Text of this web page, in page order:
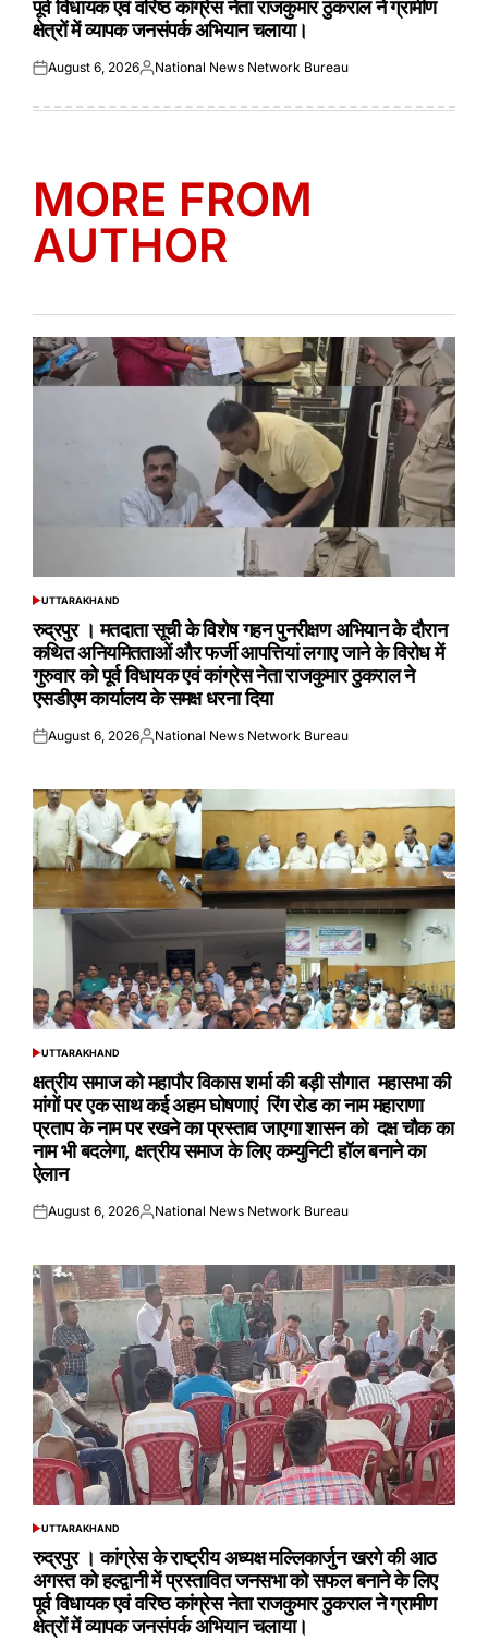
पूर्व विधायक एवं वरिष्ठ कांग्रेस नेता राजकुमार ठुकराल ने ग्रामीण
क्षेत्रों में व्यापक जनसंपर्क अभियान चलाया।
Posted
August 6, 2026Posted
National News Network Bureau
MORE FROM
AUTHOR
POSTED
UTTARAKHAND
रुद्रपुर । मतदाता सूची के विशेष गहन पुनरीक्षण अभियान के दौरान
कथित अनियमितताओं और फर्जी आपत्तियां लगाए जाने के विरोध में
गुरुवार को पूर्व विधायक एवं कांग्रेस नेता राजकुमार ठुकराल ने
एसडीएम कार्यालय के समक्ष धरना दिया
Posted
August 6, 2026Posted
National News Network Bureau
POSTED
UTTARAKHAND
क्षत्रीय समाज को महापौर विकास शर्मा की बड़ी सौगात महासभा की
मांगों पर एक साथ कई अहम घोषणाएं रिंग रोड का नाम महाराणा
प्रताप के नाम पर रखने का प्रस्ताव जाएगा शासन को दक्ष चौक का
नाम भी बदलेगा, क्षत्रीय समाज के लिए कम्युनिटी हॉल बनाने का
ऐलान
Posted
August 6, 2026Posted
National News Network Bureau
POSTED
UTTARAKHAND
रुद्रपुर । कांग्रेस के राष्ट्रीय अध्यक्ष मल्लिकार्जुन खरगे की आठ
अगस्त को हल्द्वानी में प्रस्तावित जनसभा को सफल बनाने के लिए
पूर्व विधायक एवं वरिष्ठ कांग्रेस नेता राजकुमार ठुकराल ने ग्रामीण
क्षेत्रों में व्यापक जनसंपर्क अभियान चलाया।